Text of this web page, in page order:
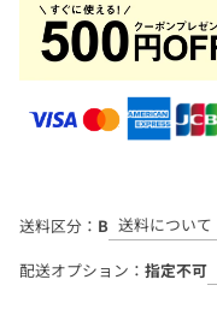
送料区分： B 送料について
配送オプション： 指定不可